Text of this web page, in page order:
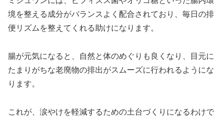
境を整える成分がバランスよく配合されており、毎日の排
便リズムを整えてくれる助けになります。
腸が元気になると、自然と体のめぐりも良くなり、目元に
たまりがちな老廃物の排出がスムーズに行われるようにな
ります。
これが、涙やけを軽減するための土台づくりになるわけで